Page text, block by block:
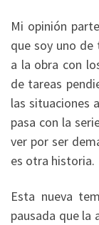
Mi opinión
que soy uno
a la obra con
de tareas
las situaciones
pasa con la
ver por ser
es otra historia.
Esta nueva
pausada que la